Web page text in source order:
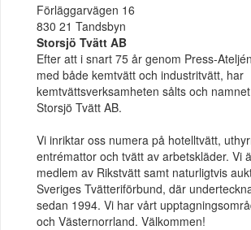
Förläggarvägen 16
830 21 Tandsbyn
Storsjö Tvätt AB
Efter att i snart 75 år genom Press-
med både kemtvätt och industritvätt, har
kemtvättsverksamheten sålts och
Storsjö Tvätt AB.
Vi inriktar oss numera på hotelltvätt,
entrémattor och tvätt av arbetskläder. Vi
medlem av Rikstvätt samt naturligtvis
Sveriges Tvätteriförbund, där
sedan 1994. Vi har vårt
och Västernorrland. Välkommen!